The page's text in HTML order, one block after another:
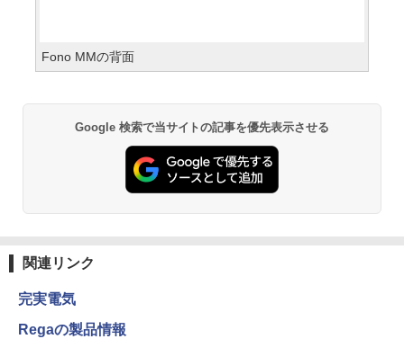
Fono MMの背面
Google 検索で当サイトの記事を優先表示させる
関連リンク
完実電気
Regaの製品情報